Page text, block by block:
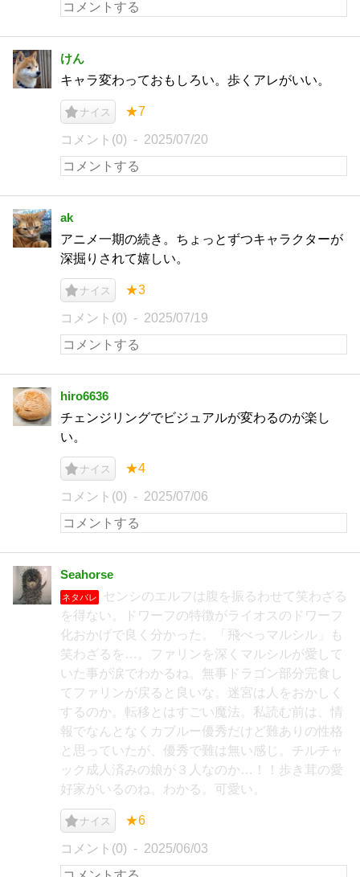
けん
キャラ変わっておもしろい。歩くアレがいい。
ナイス ★7
コメント(0) 2025/07/20
ak
アニメ一期の続き。ちょっとずつキャラクターが
深掘りされて嬉しい。
ナイス ★3
コメント(0) 2025/07/19
hiro6636
チェンジリングでビジュアルが変わるのが楽し
い。
ナイス ★4
コメント(0) 2025/07/06
Seahorse
ネタバレ
センシのエルフは腹を振るわせて笑わざる
を得ない。ドワーフの特徴がライオスのドワーフ
化おかげで良く分かった。「飛べっマルシル」も
笑わざるを…。ファリンを深くマルシルが愛して
いた事が涙でわかるね。無事ドラゴン部分完食し
てファリンが戻ると良いな。迷宮は人をおかしく
するのか。転移とはすごい魔法。私読む前は、情
報でなんとなくカブルー優秀だけど難ありの性格
と思っていたが、優秀で難は無い感じ。チルチャ
ック成人済みの娘が３人なのか…！！歩き茸の愛
好家がいるのね。わかる。可愛い。
ナイス ★6
コメント(0) 2025/06/03